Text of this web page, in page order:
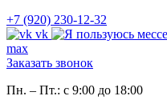
+7 (920) 230-12-32
vk
max
Заказать звонок
Пн. – Пт.: с 9:00 до 18:00